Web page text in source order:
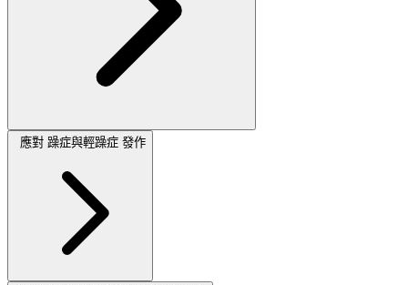
應對 躁症與輕躁症 發作